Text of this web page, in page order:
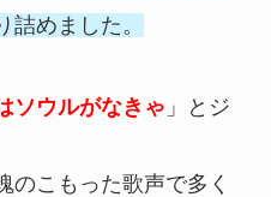
詰めました。
ソウルがなきゃ 」とジ
のこもった歌声で多く